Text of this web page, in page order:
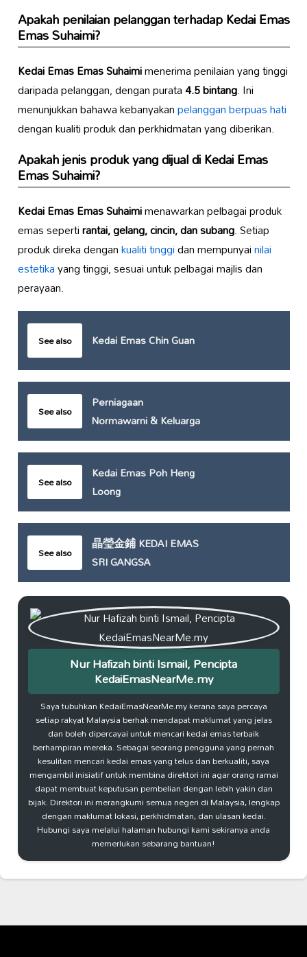
Apakah penilaian pelanggan terhadapKedai Emas
Emas Suhaimi?
Kedai Emas Emas Suhaimimenerima penilaian yang tinggi
daripada pelanggan, dengan purata4.5 bintang. Ini
menunjukkan bahawa kebanyakanpelanggan berpuas hati
dengan kualiti produk dan perkhidmatan yang diberikan.
Apakah jenis produk yang dijual diKedai Emas
Emas Suhaimi?
Kedai Emas Emas Suhaimimenawarkan pelbagai produk
emas sepertirantai, gelang, cincin, dan subang. Setiap
produk direka dengankualiti tinggidan mempunyainilai
estetikayang tinggi, sesuai untuk pelbagai majlis dan
perayaan.
See also Kedai Emas Chin Guan
See also
Perniagaan
Normawarni & Keluarga
See also
Kedai Emas Poh Heng
Loong
See also
晶瑩金鋪 KEDAI EMAS
SRI GANGSA
Nur Hafizah binti Ismail, Pencipta
KedaiEmasNearMe.my
Saya tubuhkan KedaiEmasNearMe.my kerana saya percaya
setiap rakyat Malaysia berhak mendapat maklumat yang jelas
dan boleh dipercayai untuk mencari kedai emas terbaik
berhampiran mereka. Sebagai seorang pengguna yang pernah
kesulitan mencari kedai emas yang telus dan berkualiti, saya
mengambil inisiatif untuk membina direktori ini agar orang ramai
dapat membuat keputusan pembelian dengan lebih yakin dan
bijak. Direktori ini merangkumi semua negeri di Malaysia, lengkap
dengan maklumat lokasi, perkhidmatan, dan ulasan kedai.
Hubungi saya melalui halaman hubungi kami sekiranya anda
memerlukan sebarang bantuan!